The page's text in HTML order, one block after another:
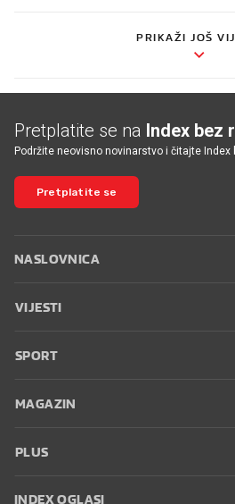
PRIKAŽI JOŠ
Pretplatite se na Index bez
Podržite neovisno novinarstvo i čitajte Index
Pretplatite se
NASLOVNICA
VIJESTI
SPORT
MAGAZIN
PLUS
INDEX OGLASI